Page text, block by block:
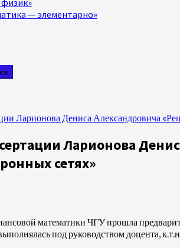
— элементарно»
Ларионова Дениса Александровича
Ларионова
сетях»
математики ЧГУ прошла
под руководством доцента,